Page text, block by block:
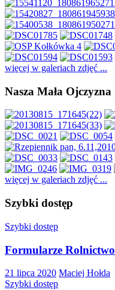
więcej w galeriach zdjęć ...
Nasza Mała Ojczyzna
więcej w galeriach zdjęć ...
Szybki dostęp
Szybki dostęp
Formularze Rolnictwo
21 lipca 2020 Maciej Hołda
Szybki dostęp